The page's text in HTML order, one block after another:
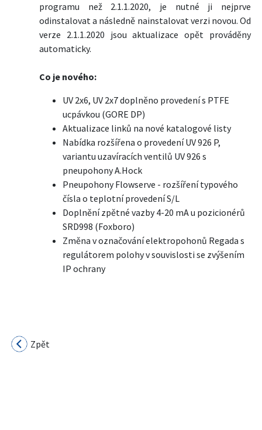
programu než 2.1.1.2020, je nutné ji nejprve
odinstalovat a následně nainstalovat verzi novou. Od
verze 2.1.1.2020 jsou aktualizace opět prováděny
automaticky.
Co je nového:
UV 2x6, UV 2x7 doplněno provedení s PTFE
ucpávkou (GORE DP)
Aktualizace linků na nové katalogové listy
Nabídka rozšířena o provedení UV 926 P,
variantu uzavíracích ventilů UV 926 s
pneupohony A.Hock
Pneupohony Flowserve - rozšíření typového
čísla o teplotní provedení S/L
Doplnění zpětné vazby 4-20 mA u pozicionérů
SRD998 (Foxboro)
Změna v označování elektropohonů Regada s
regulátorem polohy v souvislosti se zvýšením
IP ochrany
Zpět